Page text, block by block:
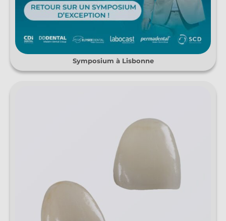
Symposium à Lisbonne